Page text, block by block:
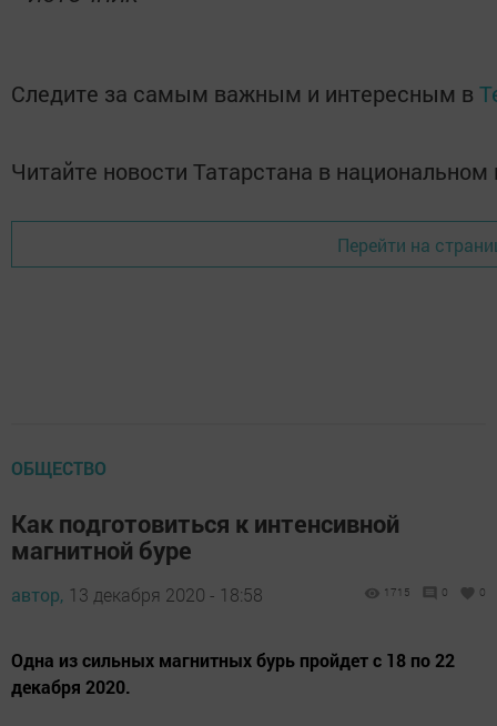
Следите за самым важным и интересным в
Читайте новости Татарстана в
Перейти на
ОБЩЕСТВО
Как подготовиться к интенсивной
магнитной буре
автор, 13 декабря 2020 - 18:58 1715 0 0
Одна из сильных магнитных бурь пройдет с 18 по 22
декабря 2020.